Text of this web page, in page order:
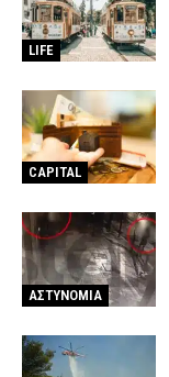
LIFE
CAPITAL
ΑΣΤΥΝΟΜΙΑ